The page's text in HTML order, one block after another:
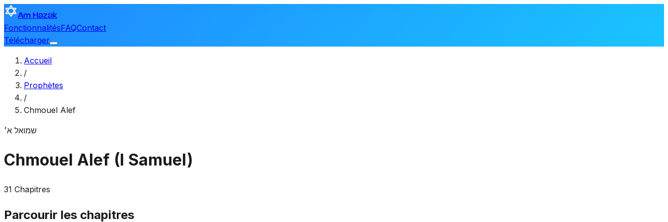
Am Hazak
FonctionnalitésFAQContact
Télécharger
Accueil
/
Prophètes
/
Chmouel Alef
שמואל א׳
Chmouel Alef (I Samuel)
31 Chapitres
Parcourir les chapitres